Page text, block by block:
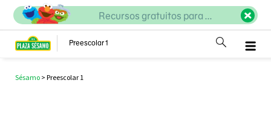
Recursos gratuitos para ...
Preescolar 1
Sésamo>Preescolar 1